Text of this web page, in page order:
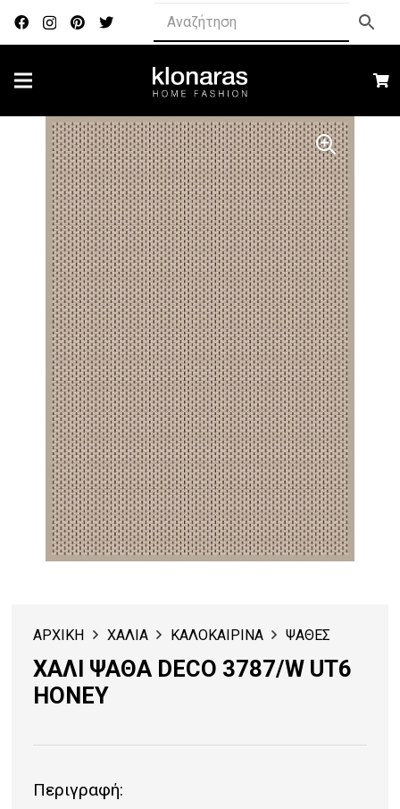
ΑΡΧΙΚΗ ΧΑΛΙΑ ΚΑΛΟΚΑΙΡΙΝΑ ΨΑΘΕΣ
ΧΑΛΙ ΨΑΘΑ DECO 3787/W UT6
HONEY
Περιγραφή: